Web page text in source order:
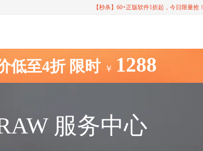
【秒杀】60+正版软件1折起，今日限量抢！
低至4折 限时 ￥ 1288
服务中心